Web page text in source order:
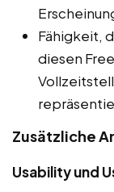
Fähigkeit,
diesen
Zusätzliche
Usability und